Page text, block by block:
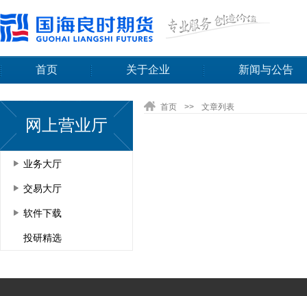
首页 关于企业 新闻与公告
网上营业厅
业务大厅
交易大厅
软件下载
投研精选
首页 >> 文章列表